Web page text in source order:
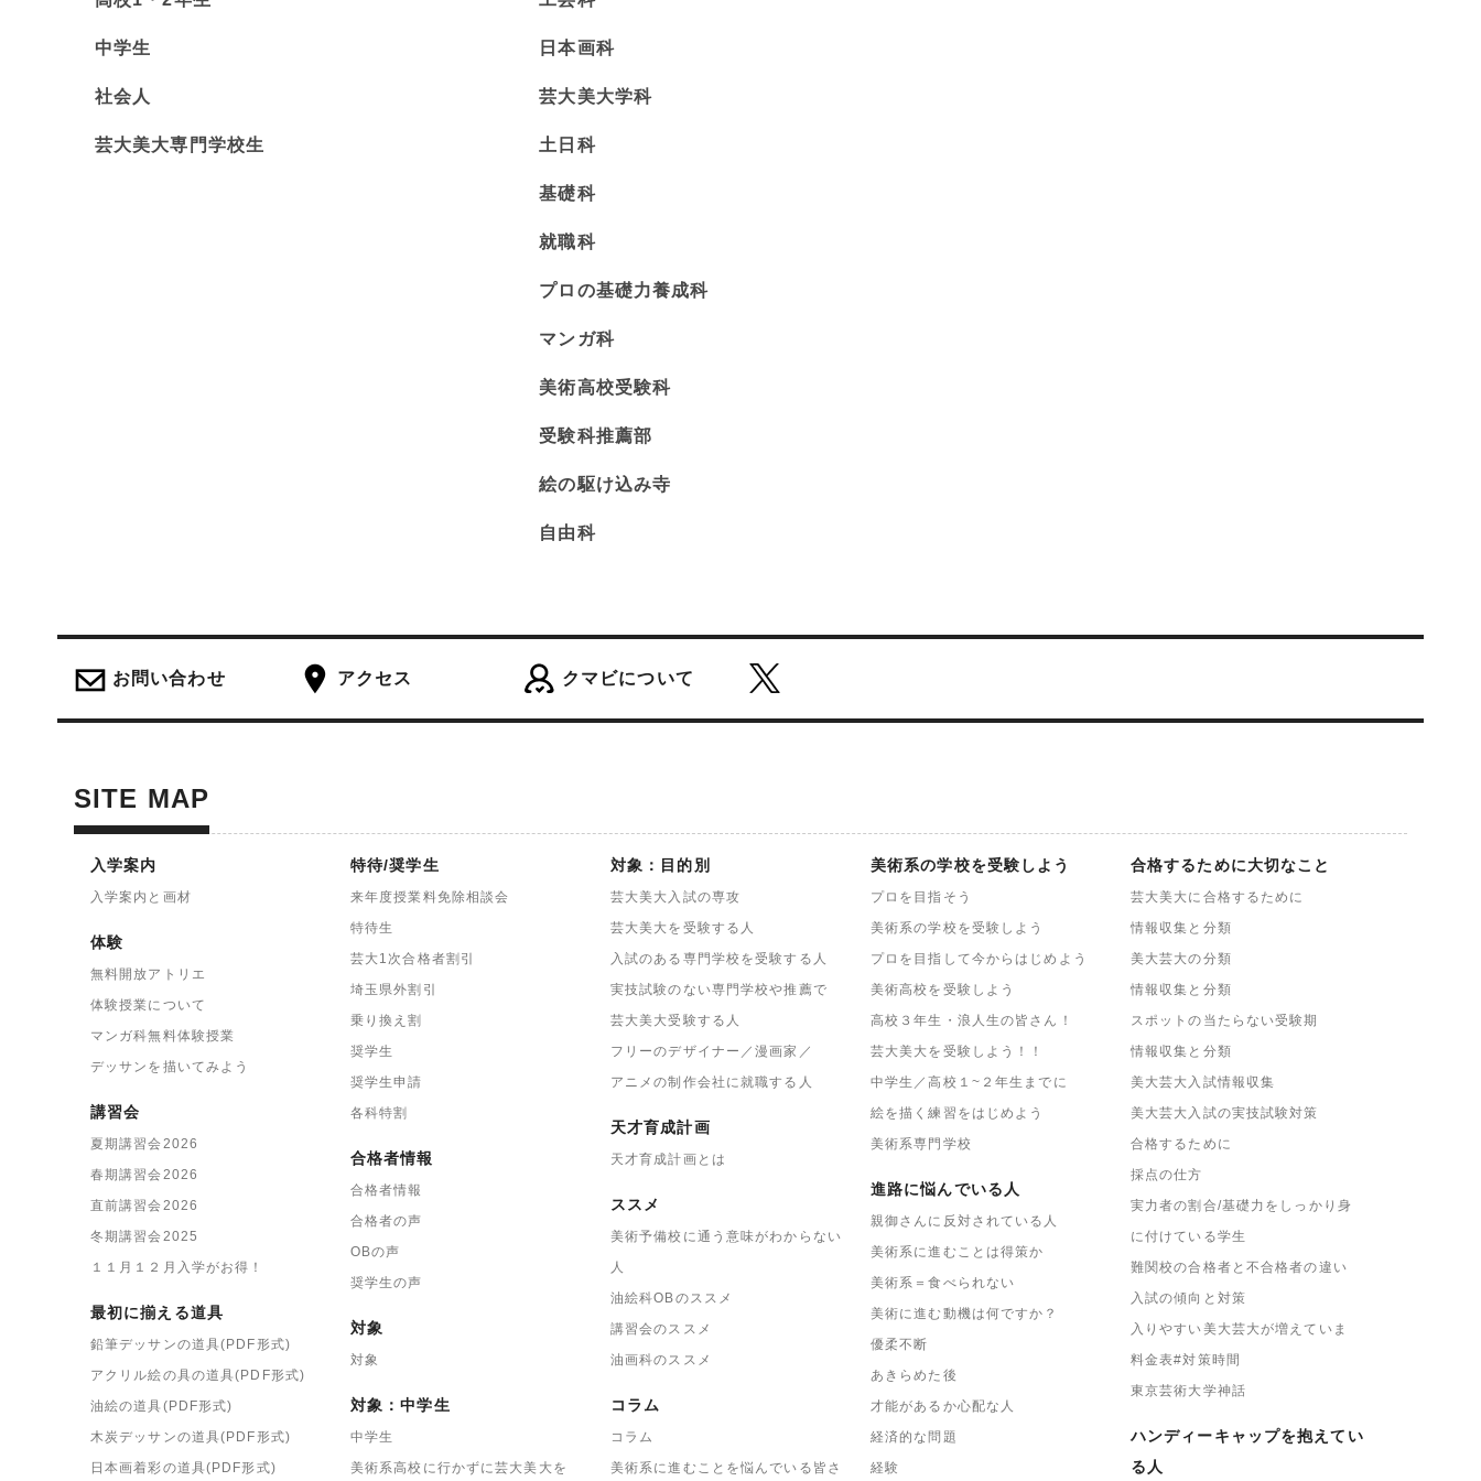
めんどうくさい場合はストレス耐性の問題です。これまでに学力を上げてきたり、スポーツに打ち込ん
先生にそう告白するべきです。仕方のないことですから、クマビでは時間をかけて克服できるようにして
いきます。これは時間をかければ必ずできるようになるものです。逆に難なくできる場合は短期間で次々
めんどうくさい訳ではなく、認識できない場合があります。その場合、感性では反応できないわけです
から、ロジックに解決をはかっていけば必ず解決します。「小さかったら大きくする」と単純なようです
策することはできません。ですが時間をかければ必ず克服できますので、諦めずに頑張って欲しいです。
ちなみにこのような問題についてクマビはとても精通しています。ここに少し例をあげたような対応の仕
中学生
社会人
芸大美大専門学校生
日本画科
芸大美大学科
土日科
基礎科
就職科
プロの基礎力養成科
マンガ科
美術高校受験科
受験科推薦部
絵の駆け込み寺
自由科
お問い合わせ アクセス クマビについて
SITE MAP
入学案内
入学案内と画材
体験
無料開放アトリエ
体験授業について
マンガ科無料体験授業
デッサンを描いてみよう
講習会
夏期講習会2026
春期講習会2026
直前講習会2026
冬期講習会2025
１１月１２月入学がお得！
最初に揃える道具
鉛筆デッサンの道具(PDF形式)
アクリル絵の具の道具(PDF形式)
油絵の道具(PDF形式)
木炭デッサンの道具(PDF形式)
日本画着彩の道具(PDF形式)
特待/奨学生
来年度授業料免除相談会
特待生
芸大1次合格者割引
埼玉県外割引
乗り換え割
奨学生
奨学生申請
各科特割
合格者情報
合格者情報
合格者の声
OBの声
奨学生の声
対象
対象
対象：中学生
中学生
美術系高校に行かずに芸大美大を
対象：目的別
芸大美大入試の専攻
芸大美大を受験する人
入試のある専門学校を受験する人
実技試験のない専門学校や推薦で
芸大美大受験する人
フリーのデザイナー／漫画家／
アニメの制作会社に就職する人
天才育成計画
天才育成計画とは
ススメ
美術予備校に通う意味がわからない
人
油絵科OBのススメ
講習会のススメ
油画科のススメ
コラム
コラム
美術系に進むことを悩んでいる皆さ
美術系の学校を受験しよう
プロを目指そう
美術系の学校を受験しよう
プロを目指して今からはじめよう
美術高校を受験しよう
高校３年生・浪人生の皆さん！
芸大美大を受験しよう！！
中学生／高校１~２年生までに
絵を描く練習をはじめよう
美術系専門学校
進路に悩んでいる人
親御さんに反対されている人
美術系に進むことは得策か
美術系＝食べられない
美術に進む動機は何ですか？
優柔不断
あきらめた後
才能があるか心配な人
経済的な問題
経験
合格するために大切なこと
芸大美大に合格するために
情報収集と分類
美大芸大の分類
情報収集と分類
スポットの当たらない受験期
情報収集と分類
美大芸大入試情報収集
美大芸大入試の実技試験対策
合格するために
採点の仕方
実力者の割合/基礎力をしっかり身
に付けている学生
難関校の合格者と不合格者の違い
入試の傾向と対策
入りやすい美大芸大が増えていま
料金表#対策時間
東京芸術大学神話
ハンディーキャップを抱えてい
る人